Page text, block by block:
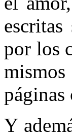
por los
Y